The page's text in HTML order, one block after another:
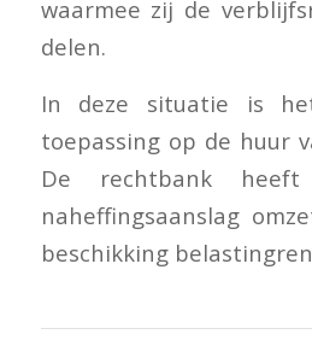
waarmee zij de
delen.
In deze situatie is
toepassing op de huur
De rechtbank
naheffingsaanslag
beschikking